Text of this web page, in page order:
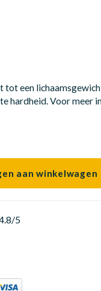
tot een
hardheid. Voor meer
aan winkelwagen
5